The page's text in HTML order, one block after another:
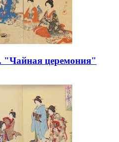
"Чайная церемония"